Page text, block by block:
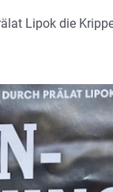
Lipok die